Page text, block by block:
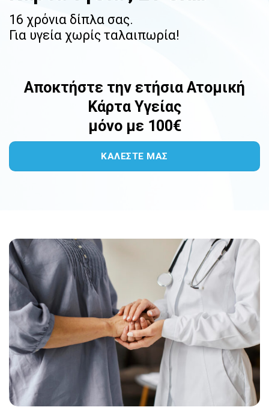
16 χρόνια δίπλα σας.
Για υγεία χωρίς ταλαιπωρία!
Αποκτήστε την ετήσια Ατομική
Κάρτα Υγείας
μόνο με 100€
ΚΑΛΕΣΤΕ ΜΑΣ